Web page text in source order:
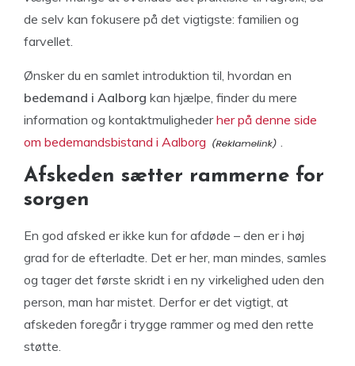
de selv kan fokusere på det vigtigste: familien og
farvellet.
Ønsker du en samlet introduktion til, hvordan en
bedemand i Aalborg kan hjælpe, finder du mere
information og kontaktmulighederher på denne side
om bedemandsbistand i Aalborg
.
Afskeden sætter rammerne for
sorgen
En god afsked er ikke kun for afdøde – den er i høj
grad for de efterladte. Det er her, man mindes, samles
og tager det første skridt i en ny virkelighed uden den
person, man har mistet. Derfor er det vigtigt, at
afskeden foregår i trygge rammer og med den rette
støtte.